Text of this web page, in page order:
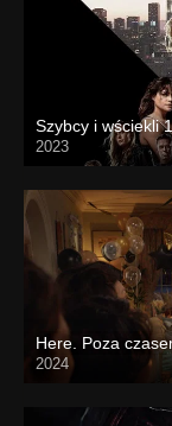
Szybcy i wściekli
2023
Here. Poza
2024